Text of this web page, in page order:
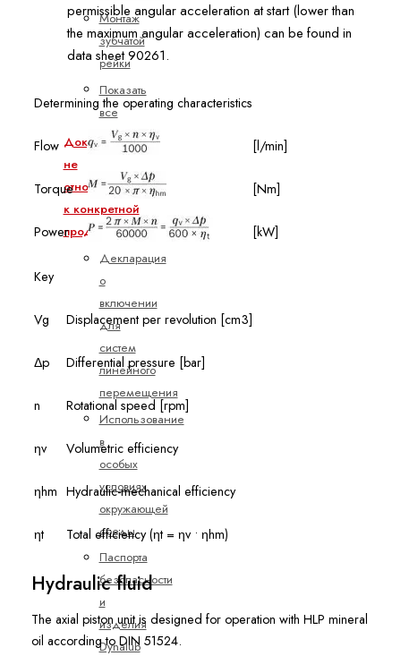
Монтаж
зубчатой
рейки
Показать
все
Документы,
не
относящиеся
к конкретной
продукции
Декларация
о
включении
для
систем
линейного
перемещения
Использование
в
особых
условиях
окружающей
среды
Паспорта
безопасности
и
изделия
Dynalub
permissible angular acceleration at start (lower than
the maximum angular acceleration) can be found in
data sheet 90261.
Determining the operating characteristics
Flow [l/min]
Torque [Nm]
Power [kW]
Key
Vg Displacement per revolution [cm3]
Δp Differential pressure [bar]
n Rotational speed [rpm]
ηv Volumetric efficiency
ηhm Hydraulic-mechanical efficiency
ηt Total efficiency (ηt = ηv • ηhm)
Hydraulic fluid
The axial piston unit is designed for operation with HLP mineral
oil according to DIN 51524.